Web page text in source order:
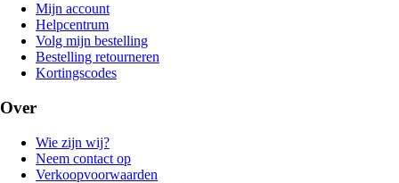
Mijn account
Helpcentrum
Volg mijn bestelling
Bestelling retourneren
Kortingscodes
Over
Wie zijn wij?
Neem contact op
Verkoopvoorwaarden